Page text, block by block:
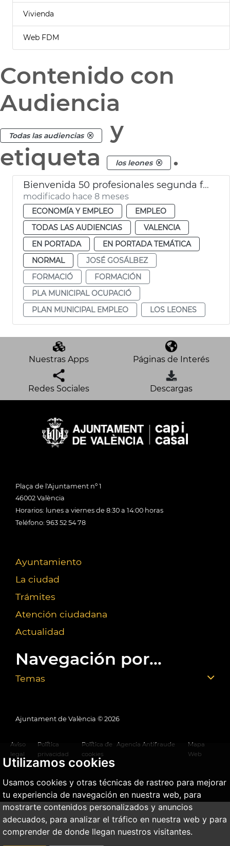
Utilizamos cookies
Usamos cookies y otras técnicas de rastreo para mejorar
tu experiencia de navegación en nuestra web, para
mostrarte contenidos personalizados y anuncios
adecuados, para analizar el tráfico en nuestra web y para
comprender de donde llegan nuestros visitantes.
Vivienda
Web FDM
Contenido con
Audiencia
Todas las audiencias
y
etiqueta
los leones .
Bienvenida 50 profesionales segunda fase plan empleo municipal València
modificado hace 8 meses
ECONOMÍA Y EMPLEO
EMPLEO
TODAS LAS AUDIENCIAS
VALENCIA
EN PORTADA
EN PORTADA TEMÁTICA
NORMAL
JOSÉ GOSÁLBEZ
FORMACIÓ
FORMACIÓN
PLA MUNICIPAL OCUPACIÓ
PLAN MUNICIPAL EMPLEO
LOS LEONES
Nuestras Apps Páginas de Interés
Redes Sociales Descargas
Plaça de l'Ajuntament nº 1
46002 València
Horarios: lunes a viernes de 8:30 a 14:00 horas
Teléfono: 963 52 54 78
Ayuntamiento
La ciudad
Trámites
Atención ciudadana
Actualidad
Navegación por...
Temas
Ajuntament de València © 2026
Aviso
legal
Política
privacidad
Política de
cookies
Agencia Antifraude
Mapa
Web